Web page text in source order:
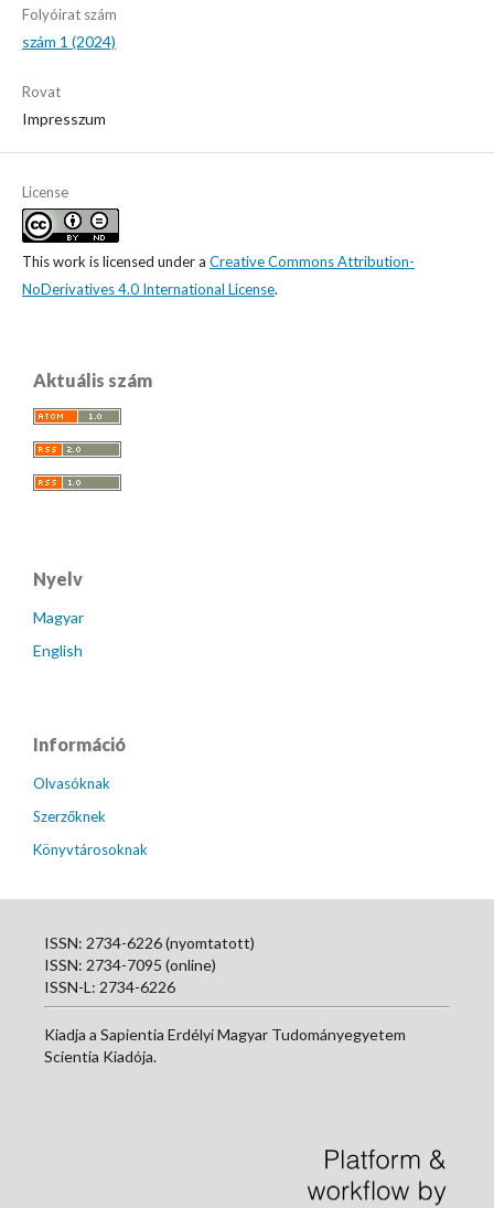
Folyóirat szám
szám 1 (2024)
Rovat
Impresszum
License
This work is licensed under a Creative Commons Attribution-
NoDerivatives 4.0 International License.
Aktuális szám
Nyelv
Magyar
English
Információ
Olvasóknak
Szerzőknek
Könyvtárosoknak
ISSN: 2734-6226 (nyomtatott)
ISSN: 2734-7095 (online)
ISSN-L: 2734-6226
Kiadja a Sapientia Erdélyi Magyar Tudományegyetem
Scientia Kiadója.